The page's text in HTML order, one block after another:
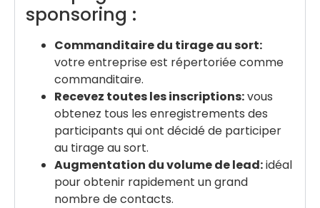
sponsoring :
Commanditaire du tirage au sort:
votre entreprise est répertoriée comme
commanditaire.
Recevez toutes les inscriptions:vous
obtenez tous les enregistrements des
participants qui ont décidé de participer
au tirage au sort.
Augmentation du volume de lead:idéal
pour obtenir rapidement un grand
nombre de contacts.